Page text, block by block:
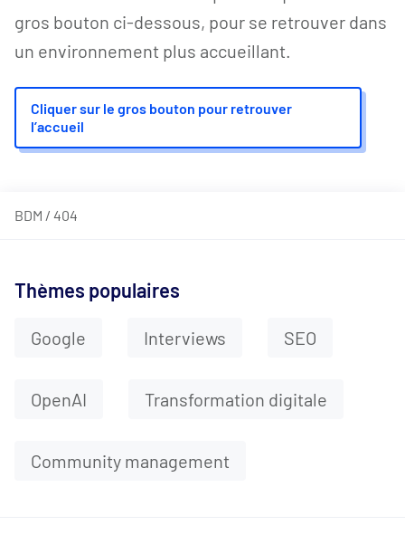
gros bouton ci-dessous, pour se retrouver dans
un environnement plus accueillant.
Cliquer sur le gros bouton pour retrouver
l’accueil
BDM / 404
Thèmes populaires
Google Interviews SEO
OpenAI Transformation digitale
Community management